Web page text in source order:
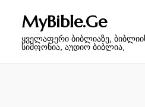
MyBible.Ge
ყველაფერი ბიბლიაზე,
სიმფონია, აუდიო ბიბლია,